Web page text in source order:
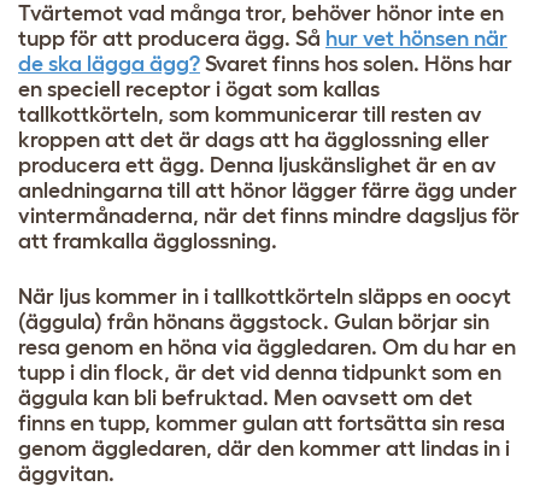
Tvärtemot vad många tror, ​​behöver hönor inte en
tupp för att producera ägg. Så hur vet hönsen när
de ska lägga ägg? Svaret finns hos solen. Höns har
en speciell receptor i ögat som kallas
tallkottkörteln, som kommunicerar till resten av
kroppen att det är dags att ha ägglossning eller
producera ett ägg. Denna ljuskänslighet är en av
anledningarna till att hönor lägger färre ägg under
vintermånaderna, när det finns mindre dagsljus för
att framkalla ägglossning.
När ljus kommer in i tallkottkörteln släpps en oocyt
(äggula) från hönans äggstock. Gulan börjar sin
resa genom en höna via äggledaren. Om du har en
tupp i din flock, är det vid denna tidpunkt som en
äggula kan bli befruktad. Men oavsett om det
finns en tupp, kommer gulan att fortsätta sin resa
genom äggledaren, där den kommer att lindas in i
äggvitan.